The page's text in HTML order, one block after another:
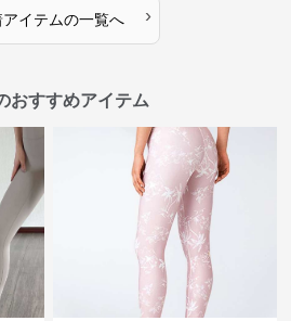
アイテムの一覧へ ›
おすすめアイテム